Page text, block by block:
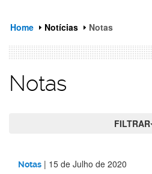
Home Notícias Notas
Notas
FILTRAR
Notas
Notas | 15 de Julho de 2020